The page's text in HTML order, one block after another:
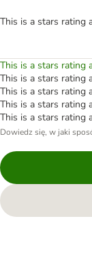
This is a stars rating
This is a stars rating
This is a stars rating
This is a stars rating
This is a stars rating
This is a stars rating
Dowiedz się, w jaki